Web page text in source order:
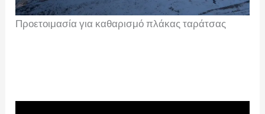
Προετοιμασία για καθαρισμό πλάκας ταράτσας